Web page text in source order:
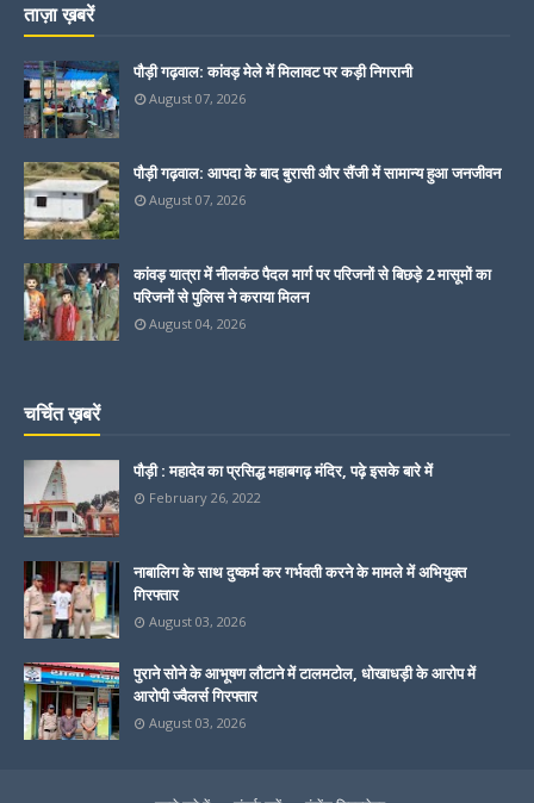
ताज़ा ख़बरें
पौड़ी गढ़वाल: कांवड़ मेले में मिलावट पर कड़ी निगरानी
August 07, 2026
पौड़ी गढ़वाल: आपदा के बाद बुरासी और सैंजी में सामान्य हुआ जनजीवन
August 07, 2026
कांवड़ यात्रा में नीलकंठ पैदल मार्ग पर परिजनों से बिछड़े 2 मासूमों का
परिजनों से पुलिस ने कराया मिलन
August 04, 2026
चर्चित ख़बरें
पौड़ी : महादेव का प्रसिद्ध महाबगढ़ मंदिर, पढ़े इसके बारे में
February 26, 2022
नाबालिग के साथ दुष्कर्म कर गर्भवती करने के मामले में अभियुक्त
गिरफ्तार
August 03, 2026
पुराने सोने के आभूषण लौटाने में टालमटोल, धोखाधड़ी के आरोप में
आरोपी ज्वैलर्स गिरफ्तार
August 03, 2026